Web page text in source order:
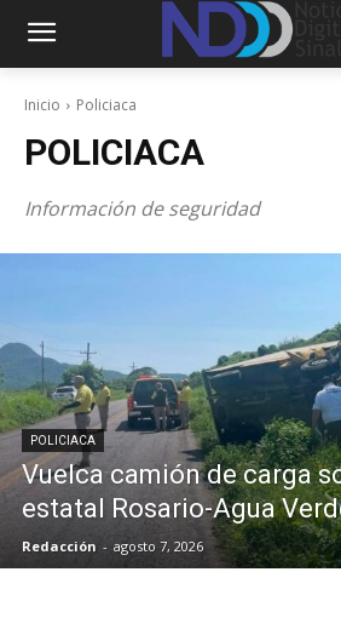
Inicio Policiaca
POLICIACA
Información de seguridad
POLICIACA
Vuelca camión de carga
estatal Rosario-Agua
Redacción - agosto 7, 2026